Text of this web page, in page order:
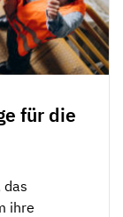
für die
das
ihre